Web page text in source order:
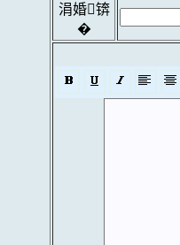
涓婚锛
�